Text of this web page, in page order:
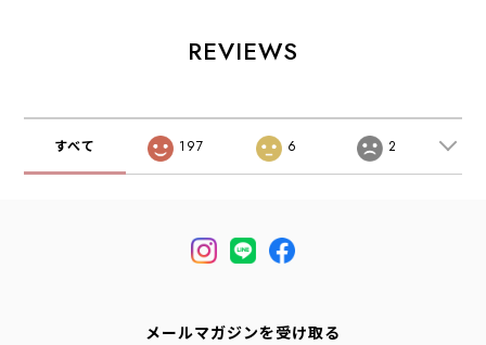
通気性・MEN'S
[2026SS]
REVIEWS
すべて 197 6 2
メールマガジンを受け取る